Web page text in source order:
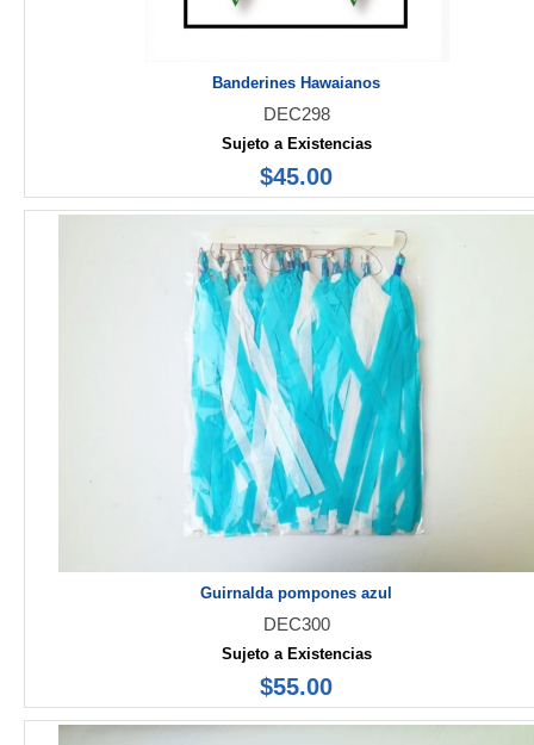
Banderines Hawaianos
DEC298
Sujeto a Existencias
$45.00
Guirnalda pompones azul
DEC300
Sujeto a Existencias
$55.00